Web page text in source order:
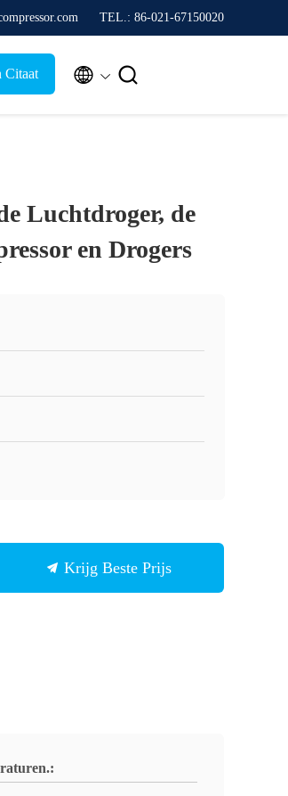
TEL.: 86-021-67150020
Citaat  
Luchtdroger, de
en Drogers
Krijg Beste Prijs